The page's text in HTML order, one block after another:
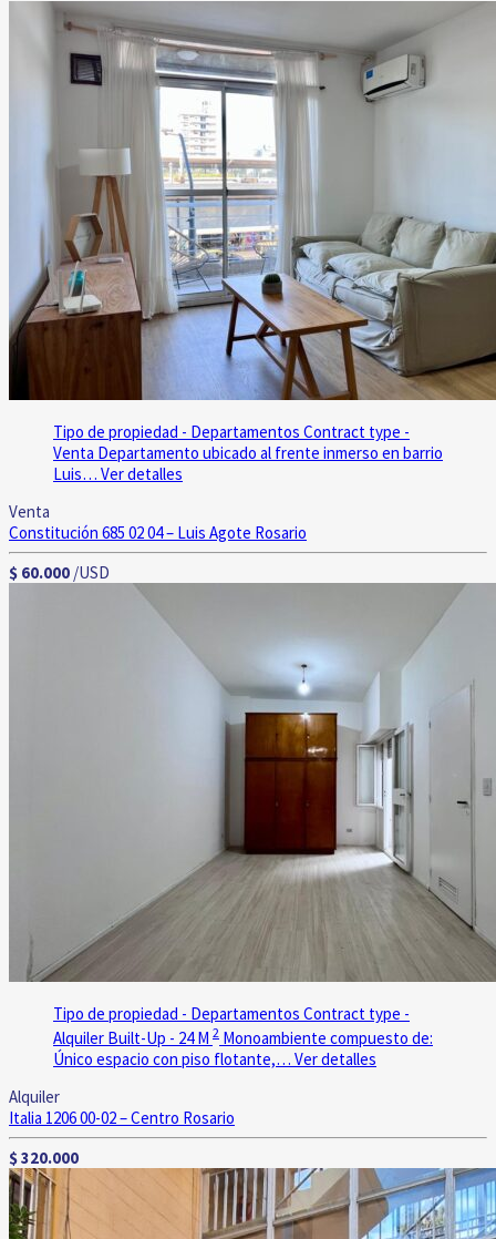
Tipo de propiedad - Departamentos Contract type -
Venta Departamento ubicado al frente inmerso en barrio
Luis… Ver detalles
Venta
Constitución 685 02 04 – Luis Agote Rosario
$ 60.000 /USD
Tipo de propiedad - Departamentos Contract type -
Alquiler Built-Up - 24 M 2 Monoambiente compuesto de:
Único espacio con piso flotante,… Ver detalles
Alquiler
Italia 1206 00-02 – Centro Rosario
$ 320.000